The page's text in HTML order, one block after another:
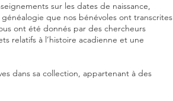
sur les dates de naissance,
que nos bénévoles ont transcrites
ont été donnés par des chercheurs
relatifs à l’histoire acadienne et une
dans sa collection, appartenant à des